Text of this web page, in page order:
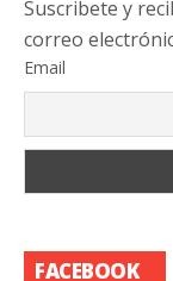
Suscribete y
correo
Email
FACEBOOK